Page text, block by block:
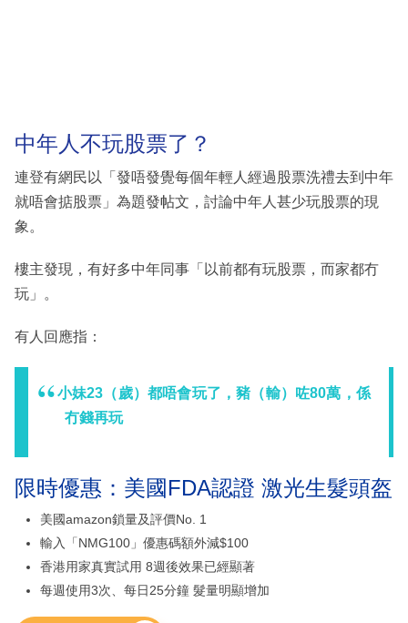
中年人不玩股票了？
連登有網民以「發唔發覺每個年輕人經過股票洗禮去到中年
就唔會掂股票」為題發帖文，討論中年人甚少玩股票的現
象。
樓主發現，有好多中年同事「以前都有玩股票，而家都冇
玩」。
有人回應指：
小妹23（歲）都唔會玩了，豬（輸）咗80萬，係
冇錢再玩
限時優惠：美國FDA認證 激光生髮頭盔
美國amazon鎖量及評價No. 1
輸入「NMG100」優惠碼額外減$100
香港用家真實試用 8週後效果已經顯著
每週使用3次、每日25分鐘 髮量明顯增加